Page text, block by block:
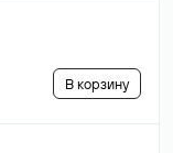
В корзину